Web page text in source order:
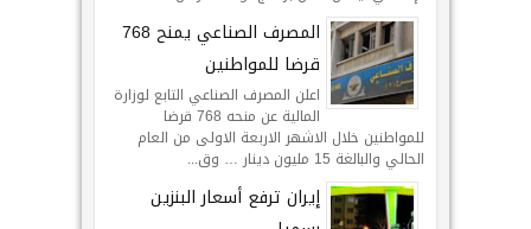
المصرف الصناعي يمنح 768
قرضا للمواطنين
اعلن المصرف الصناعي التابع لوزارة
المالية عن منحه 768 قرضا
للمواطنين خلال الاشهر الاربعة الاولى من العام
الحالي والبالغة 15 مليون دينار … وق...
إيران ترفع أسعار البنزين